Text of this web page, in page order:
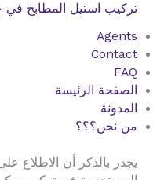
تركيب استيل المطابخ في
Agents
Contact
FAQ
الصفحة الرئيسة
المدونة
من نحن؟؟؟
يجدر بالذكر أن الاطلاع